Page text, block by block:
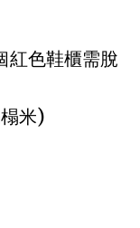
紅色鞋櫃需脫
米)